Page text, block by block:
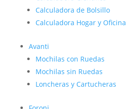
Calculadora de Bolsillo
Calculadora Hogar y Oficina
Avanti
Mochilas con Ruedas
Mochilas sin Ruedas
Loncheras y Cartucheras